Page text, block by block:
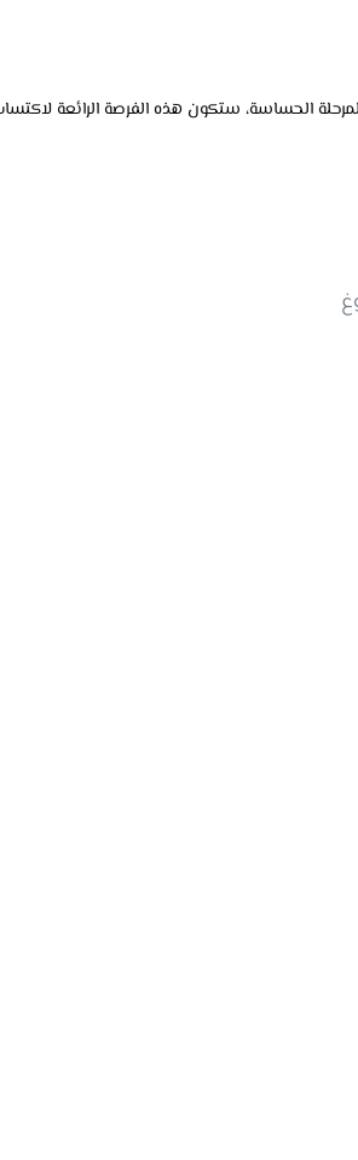
الحساسة، ستكون هذه الفرصة الرائعة لاكتساب